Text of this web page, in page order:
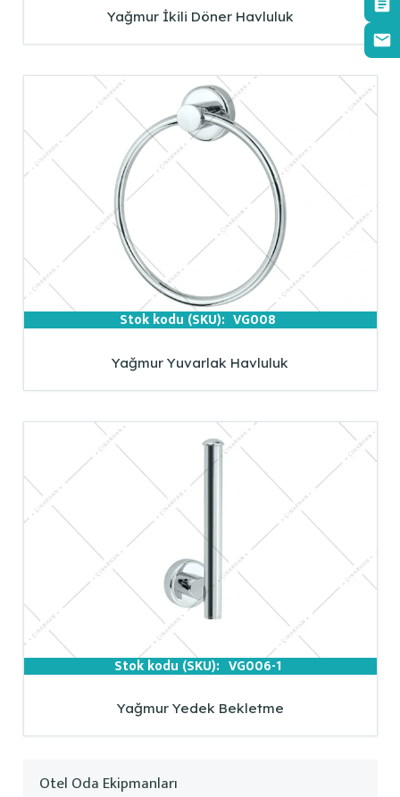
Yağmur İkili Döner Havluluk
Stok kodu (SKU): VG008
Yağmur Yuvarlak Havluluk
Stok kodu (SKU): VG006-1
Yağmur Yedek Bekletme
Otel Oda Ekipmanları